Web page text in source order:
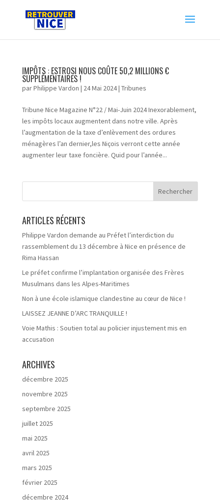
IMPÔTS : ESTROSI NOUS COÛTE 50,2 MILLIONS €
SUPPLÉMENTAIRES !
parPhilippe Vardon | 24 Mai 2024| Tribunes
Tribune Nice Magazine N°22 / Mai-Juin 2024 Inexorablement,
les impôts locaux augmentent dans notre ville. Après
l’augmentation de la taxe d’enlèvement des ordures
ménagères l’an dernier,les Niçois verront cette année
augmenter leur taxe foncière. Quid pour l’année...
ARTICLES RÉCENTS
Philippe Vardon demande au Préfet l’interdiction du
rassemblement du 13 décembre à Nice en présence de
Rima Hassan
Le préfet confirme l’implantation organisée des Frères
Musulmans dans les Alpes-Maritimes
Non à une école islamique clandestine au cœur de Nice !
LAISSEZ JEANNE D’ARC TRANQUILLE !
Voie Mathis : Soutien total au policier injustement mis en
accusation
ARCHIVES
décembre 2025
novembre 2025
septembre 2025
juillet 2025
mai 2025
avril 2025
mars 2025
février 2025
décembre 2024